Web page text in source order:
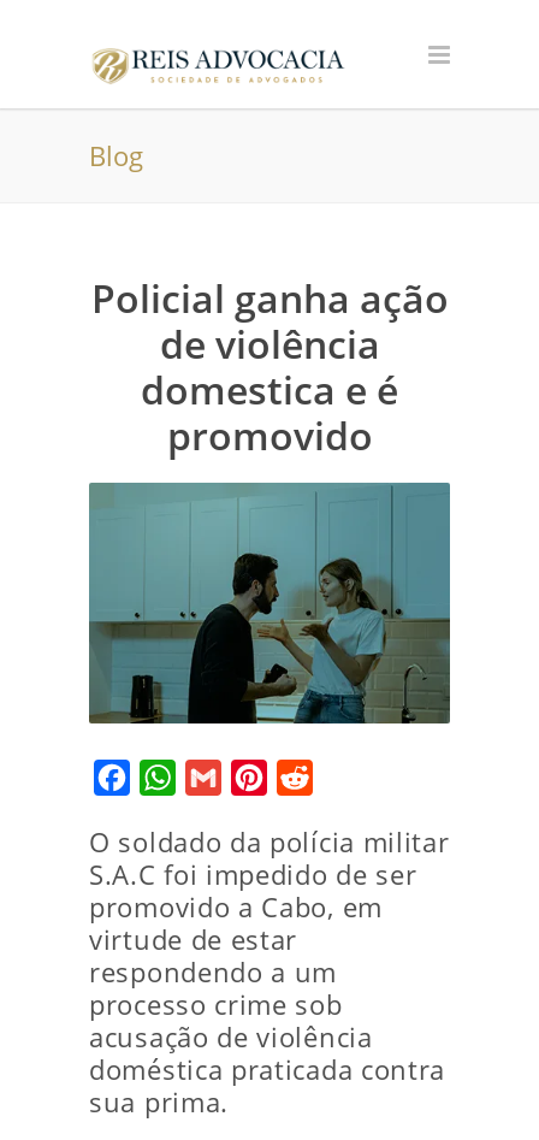
Blog
Policial ganha ação
de violência
domestica e é
promovido
FacebookWhatsApp
Gmail Pinterest
O soldado da polícia militar
S.A.C foi impedido de ser
promovido a Cabo, em
virtude de estar
respondendo a um
processo crime sob
acusação de violência
doméstica praticada contra
sua prima.